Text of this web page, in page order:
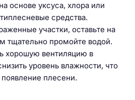
основе уксуса, хлора или
средства.
участки, оставьте на
тщательно промойте водой.
хорошую вентиляцию в
уровень влажности, что
плесени.